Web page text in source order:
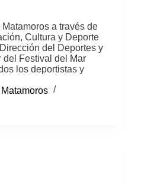
a través de
Cultura y Deporte
del Deportes y
del Festival del Mar
los deportistas y